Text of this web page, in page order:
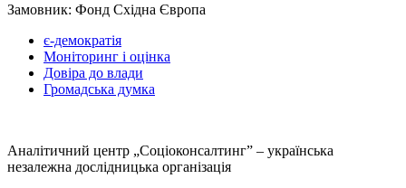
Замовник: Фонд Східна Європа
є-демократія
Моніторинг і оцінка
Довіра до влади
Громадська думка
Аналітичний центр „Соціоконсалтинг” – українська
незалежна дослідницька організація